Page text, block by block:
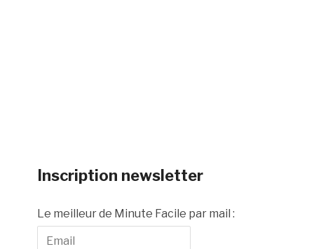
Inscription newsletter
Le meilleur de Minute Facile par mail :